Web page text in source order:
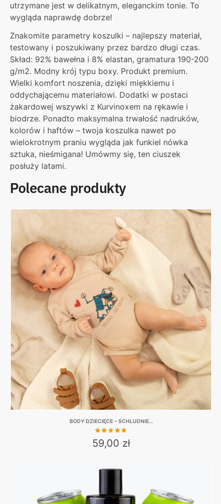
utrzymane jest w delikatnym, eleganckim tonie. To
wygląda naprawdę dobrze!
Znakomite parametry koszulki – najlepszy materiał,
testowany i poszukiwany przez bardzo długi czas.
Skład: 92% bawełna i 8% elastan, gramatura 190-200
g/m2. Modny krój typu boxy. Produkt premium.
Wielki komfort noszenia, dzięki miękkiemu i
oddychającemu materiałowi. Dodatki w postaci
żakardowej wszywki z Kurvinoxem na rękawie i
biodrze. Ponadto maksymalna trwałość nadruków,
kolorów i haftów – twoja koszulka nawet po
wielokrotnym praniu wygląda jak funkiel nówka
sztuka, nieśmigana! Umówmy się, ten ciuszek
posłuży latami.
Polecane produkty
BODY DZIECIĘCE – SCHLUDNIE…
59,00 zł
product
multiple